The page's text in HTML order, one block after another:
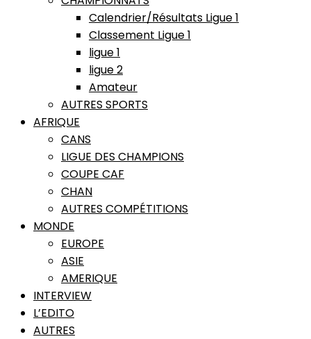
Calendrier/Résultats Ligue 1
Classement Ligue 1
ligue 1
ligue 2
Amateur
AUTRES SPORTS
AFRIQUE
CANS
LIGUE DES CHAMPIONS
COUPE CAF
CHAN
AUTRES COMPÉTITIONS
MONDE
EUROPE
ASIE
AMERIQUE
INTERVIEW
L’EDITO
AUTRES